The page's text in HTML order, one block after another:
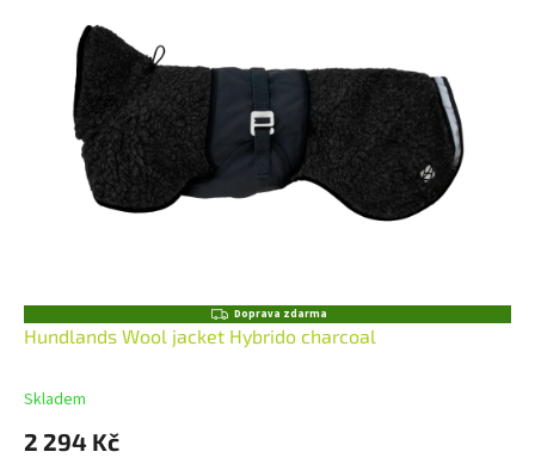
Z
D
A
Doprava zdarma
Hundlands Wool jacket Hybrido charcoal
Skladem
2 294 Kč